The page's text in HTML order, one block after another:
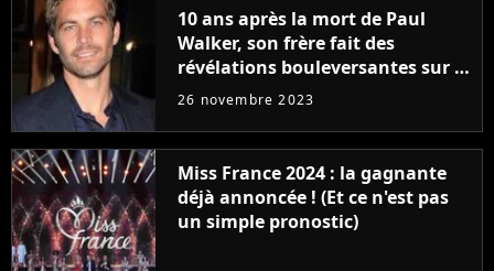
10 ans après la mort de Paul
Walker, son frère fait des
révélations bouleversantes sur la
réaction des acteurs de Fast and
26 novembre 2023
Miss France 2024 : la gagnante
déjà annoncée ! (Et ce n'est pas
un simple pronostic)